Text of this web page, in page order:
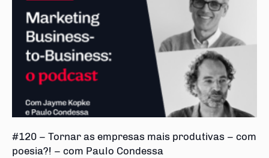
#120 – Tornar as empresas mais produtivas – com
poesia?! – com Paulo Condessa